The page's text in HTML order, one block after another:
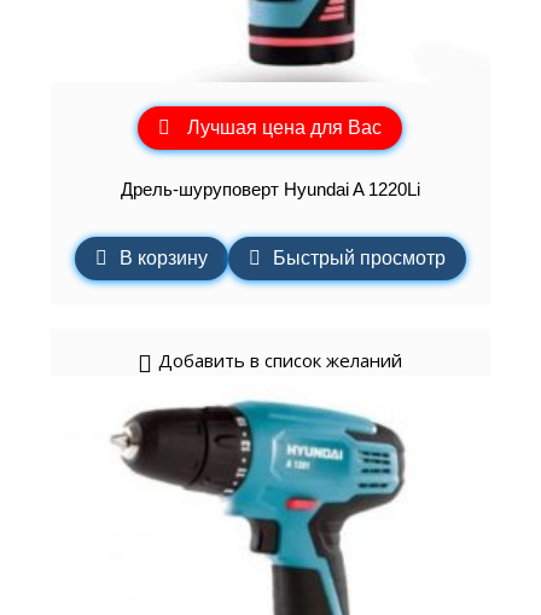
Лучшая цена для Вас
Дрель-шуруповерт Hyundai A 1220Li
В корзину Быстрый просмотр
Добавить в список желаний